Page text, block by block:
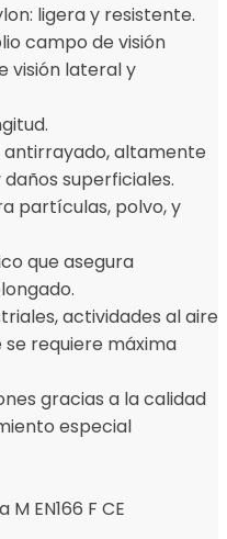
ligera y resistente.
campo de visión
visión lateral y
altamente
superficiales.
partículas, polvo, y
que asegura
actividades al aire
requiere máxima
gracias a la calidad
especial
M EN166 F CE